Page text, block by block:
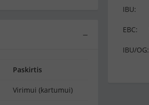
IBU:
EBC:
IBU/OG:
−
Paskirtis
Virimui (kartumui)